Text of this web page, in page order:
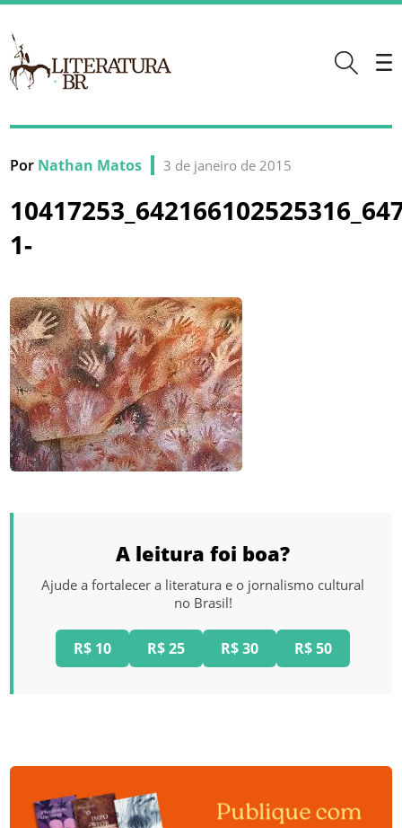
Por Nathan Matos 3 de janeiro de 2015
1-
A leitura foi boa?
Ajude a fortalecer a literatura e o jornalismo cultural
no Brasil!
R$ 10 R$ 25 R$ 30 R$ 50